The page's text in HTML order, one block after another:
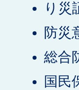
り災
防災
総合
国民